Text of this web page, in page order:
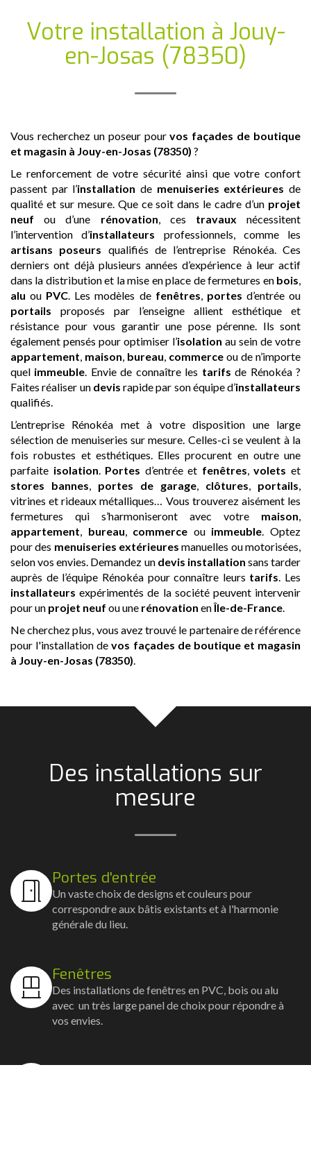
Votre installation à Jouy-
en-Josas (78350)
Vous recherchez un poseur pourvos façades de boutique
et magasin à Jouy-en-Josas (78350) ?
Le renforcement de votre sécurité ainsi que votre confort
passent par l’installation de menuiseries extérieures de
qualité et sur mesure. Que ce soit dans le cadre d’un projet
neuf ou d’une rénovation , ces travaux nécessitent
l’intervention d’installateurs professionnels, comme les
artisans poseurs qualifiés de l’entreprise Rénokéa. Ces
derniers ont déjà plusieurs années d’expérience à leur actif
dans la distribution et la mise en place de fermetures en bois
alu ou PVC . Les modèles de fenêtres portes d’entrée ou
portails proposés par l’enseigne allient esthétique et
résistance pour vous garantir une pose pérenne. Ils sont
également pensés pour optimiser l’isolation au sein de votre
appartement maison bureau commerce ou de n’importe
quel immeuble . Envie de connaître les tarifs de Rénokéa ?
Faites réaliser un devis rapide par son équipe d’installateurs
qualifiés.
L’entreprise Rénokéa met à votre disposition une large
sélection de menuiseries sur mesure. Celles-ci se veulent à la
fois robustes et esthétiques. Elles procurent en outre une
parfaite isolation Portes d’entrée et fenêtres ,volets et
stores bannes
portes de garage clôtures portails
vitrines et rideaux métalliques… Vous trouverez aisément les
fermetures qui s’harmoniseront avec votre maison
appartement
bureau commerce ou immeuble . Optez
pour des menuiseries extérieures manuelles ou motorisées,
selon vos envies. Demandez un devis installation sans tarder
auprès de l’équipe Rénokéa pour connaître leurs tarifs . Les
installateurs expérimentés de la société peuvent intervenir
pour un projet neuf ou une rénovation enÎle-de-France
Ne cherchez plus, vous avez trouvé le partenaire de référence
pour l'installation devos façades de boutique et magasin
à Jouy-en-Josas (78350)
Des installations sur
mesure
Portes d'entrée
Un vaste choix de designs et couleurs pour
correspondre aux bâtis existants et à l'harmonie
générale du lieu.
Fenêtres
Des installations de fenêtres en PVC, bois ou alu
avec un très large panel de choix pour répondre à
vos envies.
Volets